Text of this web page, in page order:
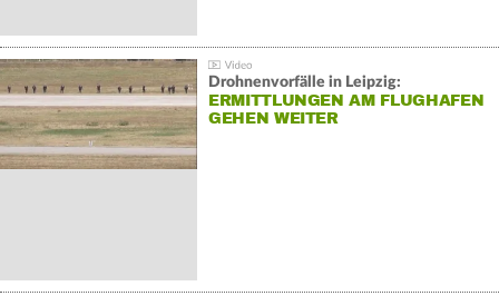
Drohnenvorfälle in Leipzig:
ERMITTLUNGEN AM FLUGHAFEN
GEHEN WEITER